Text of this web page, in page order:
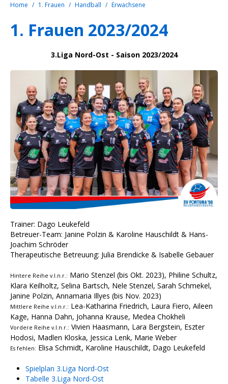
Home 1. Frauen Handball Erwachsene
1. Frauen 2023/2024
3.Liga Nord-Ost - Saison 2023/2024
Trainer: Dago Leukefeld
Betreuer-Team: Janine Polzin & Karoline Hauschildt & Hans-
Joachim Schröder
Therapeutische Betreuung: Julia Brendicke & Isabelle Gebauer
Hintere Reihe v.l.n.r.: Mario Stenzel (bis Okt. 2023), Philine Schultz,
Klara Keilholtz, Selina Bartsch, Nele Stenzel, Sarah Schmekel,
Janine Polzin, Annamaria Illyes (bis Nov. 2023)
Mittlere Reihe v.l.n.r.: Lea-Katharina Friedrich, Laura Fiero, Aileen
Kage, Hanna Dahn, Johanna Krause, Medea Chokheli
Vordere Reihe v.l.n.r.: Vivien Haasmann, Lara Bergstein, Eszter
Hodosi, Madlen Kloska, Jessica Lenk, Marie Weber
Es fehlen: Elisa Schmidt, Karoline Hauschildt, Dago Leukefeld
Spielplan 3.Liga Nord-Ost
Tabelle 3.Liga Nord-Ost